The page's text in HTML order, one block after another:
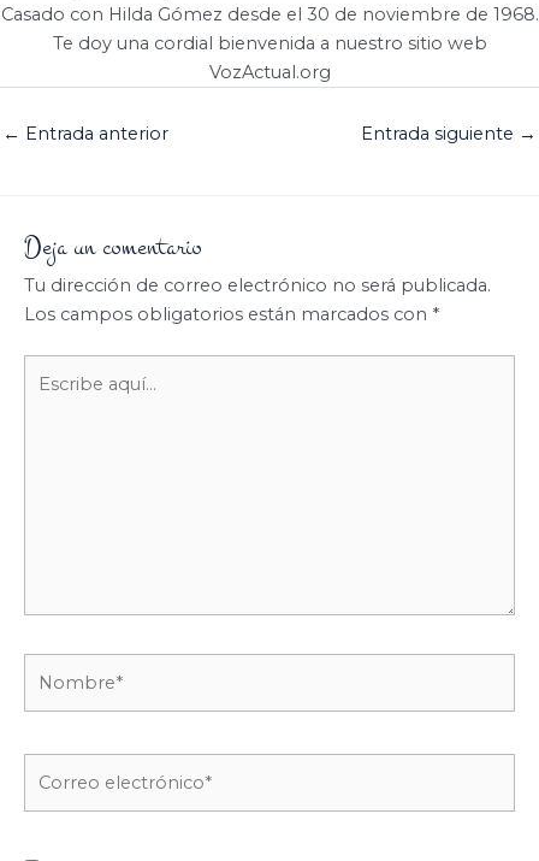
Casado con Hilda Gómez desde el 30 de noviembre de 1968.
Te doy una cordial bienvenida a nuestro sitio web
VozActual.org
← Entrada anterior Entrada siguiente →
Deja un comentario
Tu dirección de correo electrónico no será publicada.
Los campos obligatorios están marcados con *
aquí...